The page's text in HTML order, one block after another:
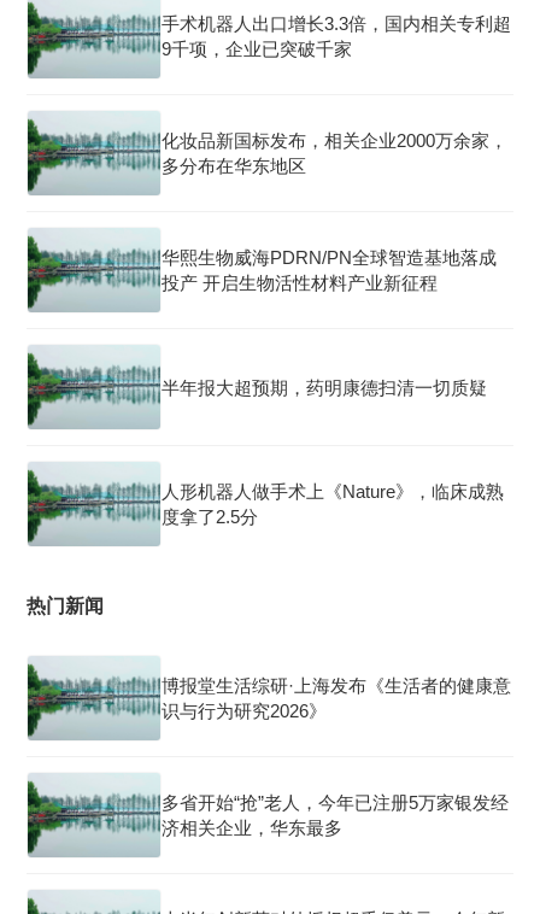
手术机器人出口增长3.3倍，国内相关专利超
9千项，企业已突破千家
化妆品新国标发布，相关企业2000万余家，
多分布在华东地区
华熙生物威海PDRN/PN全球智造基地落成
投产 开启生物活性材料产业新征程
半年报大超预期，药明康德扫清一切质疑
人形机器人做手术上《Nature》，临床成熟
度拿了2.5分
热门新闻
博报堂生活综研·上海发布《生活者的健康意
识与行为研究2026》
多省开始“抢”老人，今年已注册5万家银发经
济相关企业，华东最多